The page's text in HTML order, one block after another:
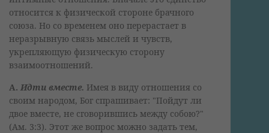
относится к физической стороне брачного
союза. Но со временем оно перерастает в
неразрывную связь мыслей и чувств,
укрепляющую физическую сторону
взаимоотношений.
А. Идти вместе. Имея в виду отношения со
своим народом, Бог спрашивает: "Пойдут ли
двое вместе, не сговорившись между собою?"
(Ам. 3:3). Этот же вопрос можно задать тем,